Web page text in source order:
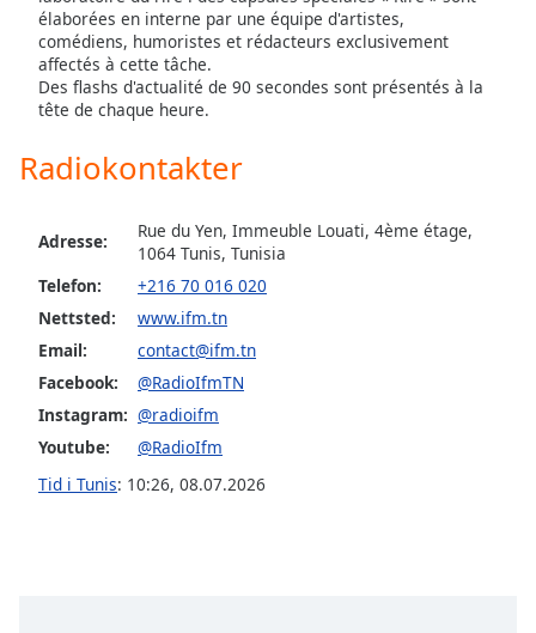
Opacity
Caption
Background
Font
Edge
Style
élaborées en interne par une équipe d'artistes,
comédiens, humoristes et rédacteurs exclusivement
affectés à cette tâche.
Des flashs d'actualité de 90 secondes sont présentés à la
tête de chaque heure.
Radiokontakter
Adresse:
Rue du Yen, Immeuble Louati, 4ème étage,
1064 Tunis, Tunisia
Telefon:
+216 70 016 020
Nettsted:
www.ifm.tn
Email:
contact@ifm.tn
Facebook:
@RadioIfmTN
Instagram: @radioifm
Youtube:
@RadioIfm
Tid i Tunis: 10:26, 08.07.2026